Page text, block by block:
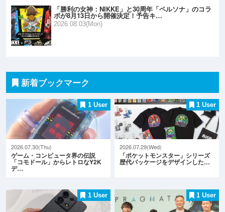
「勝利の女神：NIKKE」と30周年「ペルソナ」のコラ
ボが8月13日から開催決定！予告キ…
2026.08.03(Mon)
新着ブックマーク
1 User
2026.07.30(Thu)
ゲーム・コンピュータ界の伝説
「コモドール」からレトロなY2K
デ…
1 User
2026.07.29(Wed)
「ポケットモンスター」シリーズ
歴代パッケージをデザインした…
1 User 1 User